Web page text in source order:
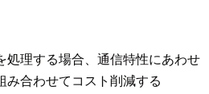
処理する場合、通信特性にあわせ
み合わせてコスト削減する